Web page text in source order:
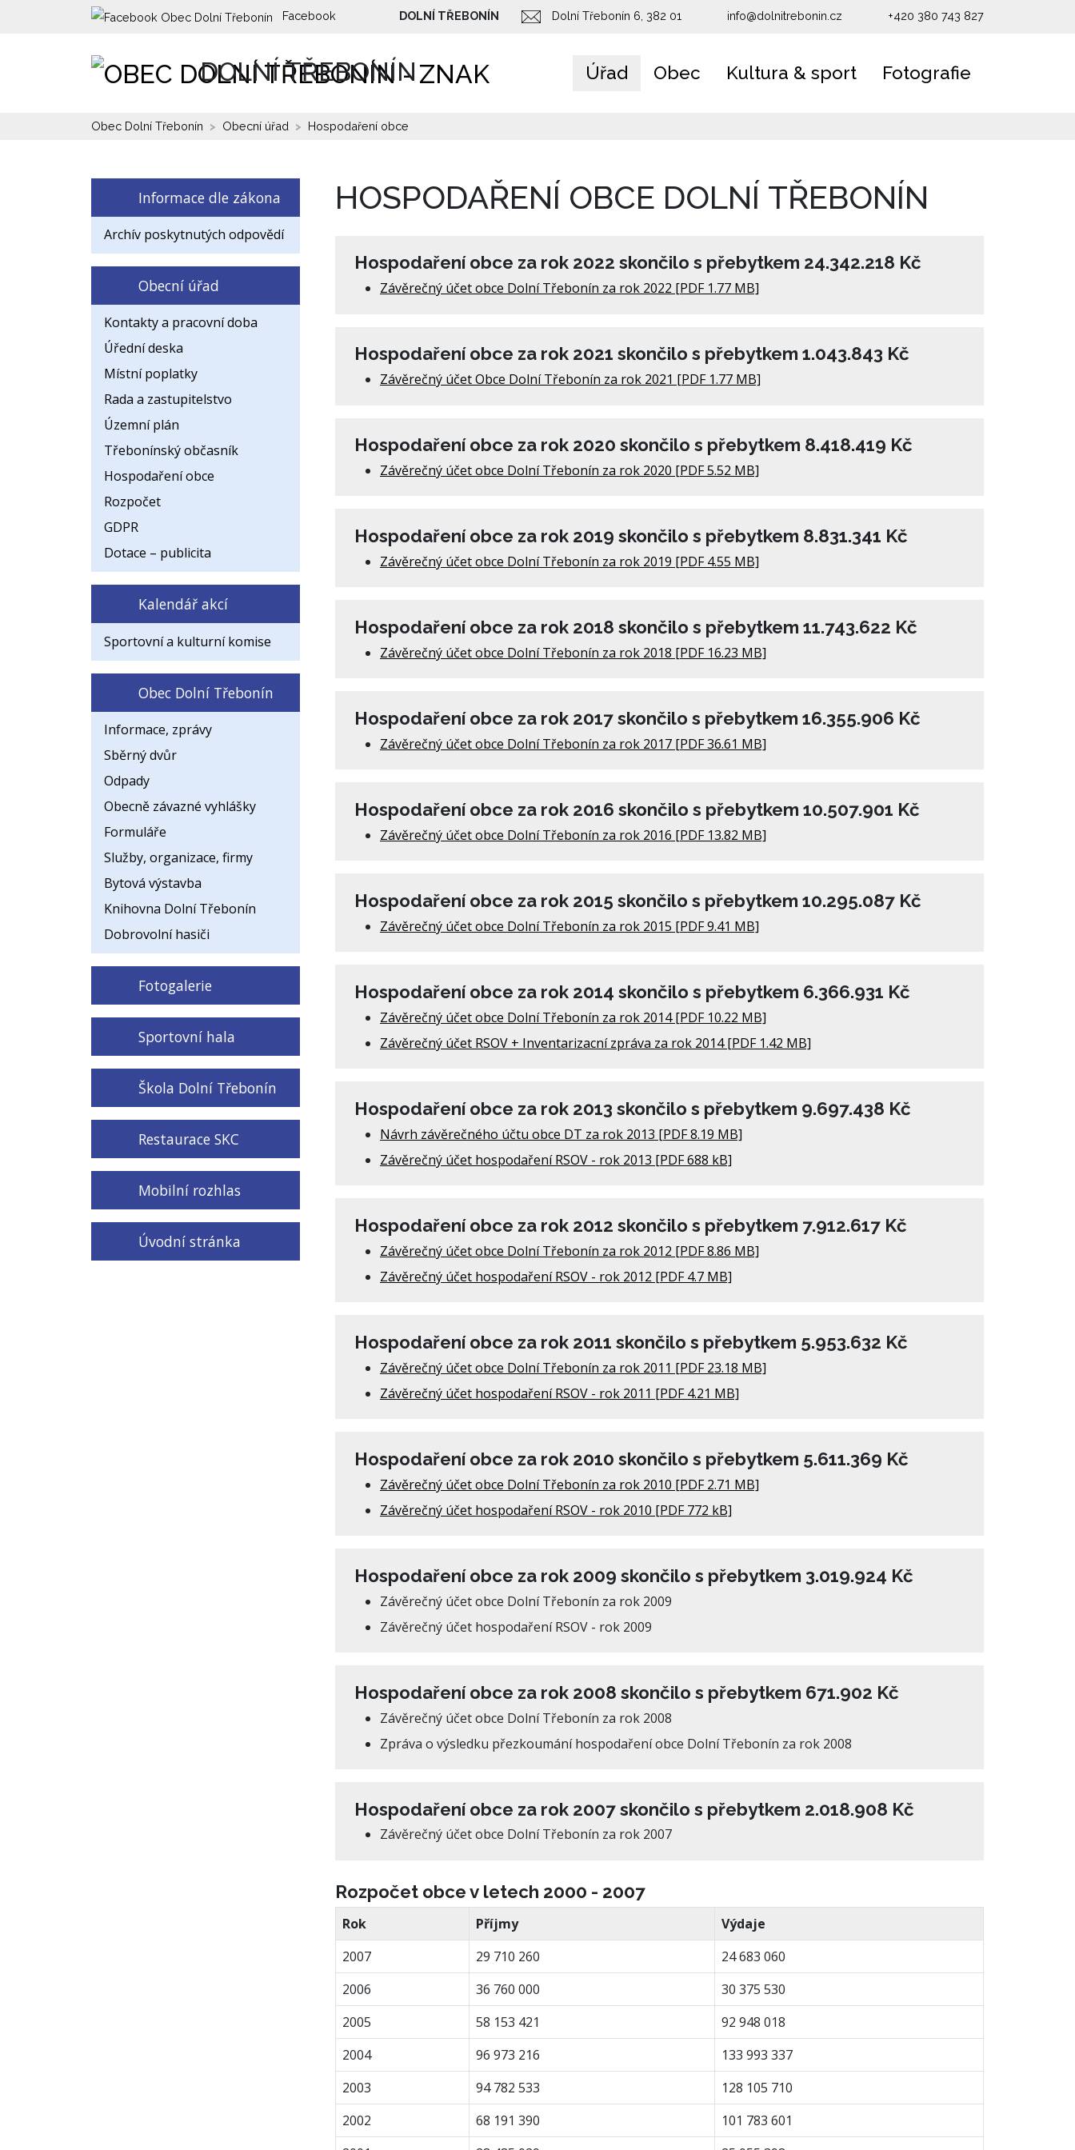
Facebook DOLNÍ TŘEBONÍN Dolní Třebonín 6, 382 01 info@dolnitrebonin.cz +420 380 743 827
DOLNÍ TŘEBONÍN Úřad Obec Kultura & sport Fotografie
Obec Dolní Třebonín Obecní úřad Hospodaření obce
Informace dle zákona
Archív poskytnutých odpovědí
Obecní úřad
Kontakty a pracovní doba
Úřední deska
Místní poplatky
Rada a zastupitelstvo
Územní plán
Třebonínský občasník
Hospodaření obce
Rozpočet
GDPR
Dotace – publicita
Kalendář akcí
Sportovní a kulturní komise
Obec Dolní Třebonín
Informace, zprávy
Sběrný dvůr
Odpady
Obecně závazné vyhlášky
Formuláře
Služby, organizace, firmy
Bytová výstavba
Knihovna Dolní Třebonín
Dobrovolní hasiči
Fotogalerie
Sportovní hala
Škola Dolní Třebonín
Restaurace SKC
Mobilní rozhlas
Úvodní stránka
HOSPODAŘENÍ OBCE DOLNÍ TŘEBONÍN
Hospodaření obce za rok 2022 skončilo s přebytkem 24.342.218 Kč
Závěrečný účet obce Dolní Třebonín za rok 2022 [PDF 1.77 MB]
Hospodaření obce za rok 2021 skončilo s přebytkem 1.043.843 Kč
Závěrečný účet Obce Dolní Třebonín za rok 2021 [PDF 1.77 MB]
Hospodaření obce za rok 2020 skončilo s přebytkem 8.418.419 Kč
Závěrečný účet obce Dolní Třebonín za rok 2020 [PDF 5.52 MB]
Hospodaření obce za rok 2019 skončilo s přebytkem 8.831.341 Kč
Závěrečný účet obce Dolní Třebonín za rok 2019 [PDF 4.55 MB]
Hospodaření obce za rok 2018 skončilo s přebytkem 11.743.622 Kč
Závěrečný účet obce Dolní Třebonín za rok 2018 [PDF 16.23 MB]
Hospodaření obce za rok 2017 skončilo s přebytkem 16.355.906 Kč
Závěrečný účet obce Dolní Třebonín za rok 2017 [PDF 36.61 MB]
Hospodaření obce za rok 2016 skončilo s přebytkem 10.507.901 Kč
Závěrečný účet obce Dolní Třebonín za rok 2016 [PDF 13.82 MB]
Hospodaření obce za rok 2015 skončilo s přebytkem 10.295.087 Kč
Závěrečný účet obce Dolní Třebonín za rok 2015 [PDF 9.41 MB]
Hospodaření obce za rok 2014 skončilo s přebytkem 6.366.931 Kč
Závěrečný účet obce Dolní Třebonín za rok 2014 [PDF 10.22 MB]
Závěrečný účet RSOV + Inventarizacní zpráva za rok 2014 [PDF 1.42 MB]
Hospodaření obce za rok 2013 skončilo s přebytkem 9.697.438 Kč
Návrh závěrečného účtu obce DT za rok 2013 [PDF 8.19 MB]
Závěrečný účet hospodaření RSOV - rok 2013 [PDF 688 kB]
Hospodaření obce za rok 2012 skončilo s přebytkem 7.912.617 Kč
Závěrečný účet obce Dolní Třebonín za rok 2012 [PDF 8.86 MB]
Závěrečný účet hospodaření RSOV - rok 2012 [PDF 4.7 MB]
Hospodaření obce za rok 2011 skončilo s přebytkem 5.953.632 Kč
Závěrečný účet obce Dolní Třebonín za rok 2011 [PDF 23.18 MB]
Závěrečný účet hospodaření RSOV - rok 2011 [PDF 4.21 MB]
Hospodaření obce za rok 2010 skončilo s přebytkem 5.611.369 Kč
Závěrečný účet obce Dolní Třebonín za rok 2010 [PDF 2.71 MB]
Závěrečný účet hospodaření RSOV - rok 2010 [PDF 772 kB]
Hospodaření obce za rok 2009 skončilo s přebytkem 3.019.924 Kč
Závěrečný účet obce Dolní Třebonín za rok 2009
Závěrečný účet hospodaření RSOV - rok 2009
Hospodaření obce za rok 2008 skončilo s přebytkem 671.902 Kč
Závěrečný účet obce Dolní Třebonín za rok 2008
Zpráva o výsledku přezkoumání hospodaření obce Dolní Třebonín za rok 2008
Hospodaření obce za rok 2007 skončilo s přebytkem 2.018.908 Kč
Závěrečný účet obce Dolní Třebonín za rok 2007
Rozpočet obce v letech 2000 - 2007
Rok Příjmy
Výdaje
2007
29 710 260
24 683 060
2006
36 760 000
30 375 530
2005
58 153 421
92 948 018
2004
96 973 216
133 993 337
2003
94 782 533
128 105 710
2002
68 191 390
101 783 601